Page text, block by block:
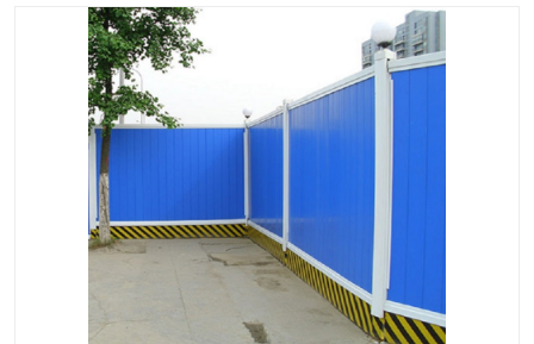
岩棉板 钢结构配件
彩钢板
生产加工单板复合围挡 市
政围挡